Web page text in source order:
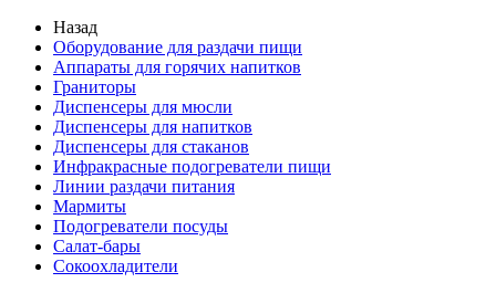
Назад
Оборудование для раздачи пищи
Аппараты для горячих напитков
Граниторы
Диспенсеры для мюсли
Диспенсеры для напитков
Диспенсеры для стаканов
Инфракрасные подогреватели пищи
Линии раздачи питания
Мармиты
Подогреватели посуды
Салат-бары
Сокоохладители